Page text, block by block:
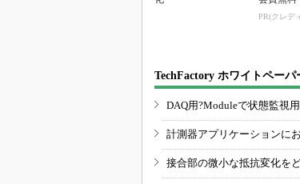
1.125%
PR(クレデ
TechFactory ホワイトペーパ
DAQ用?Moduleで状態監視
計測器アプリケーションに
接合部の微小な抵抗変化を